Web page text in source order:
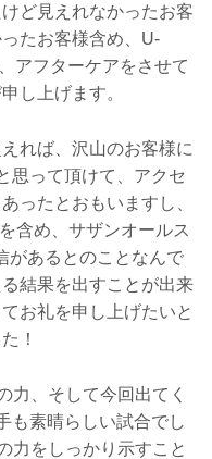
ど見えれなかったお客
たお客様含め、U-
アフターケアをさせて
し上げます。
れば、沢山のお客様に
思って頂けて、アクセ
ったとおもいますし、
含め、サザンオールス
があるとのことなんで
結果を出すことが出来
お礼を申し上げたいと
！
力、そして今回出てく
も素晴らしい試合でし
力をしっかり示すこと